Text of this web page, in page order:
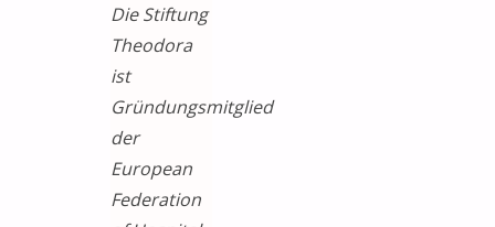
Die Stiftung
Theodora
ist
Gründungsmitglied
der
European
Federation